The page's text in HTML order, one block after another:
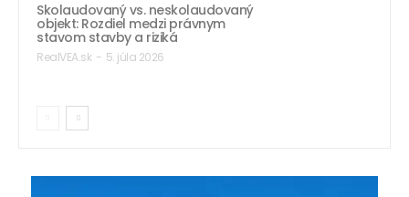
Skolaudovaný vs. neskolaudovaný
objekt: Rozdiel medzi právnym
stavom stavby a riziká
RealVEA.sk - 5. júla 2026